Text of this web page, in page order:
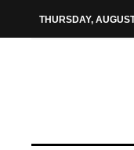
THURSDAY,